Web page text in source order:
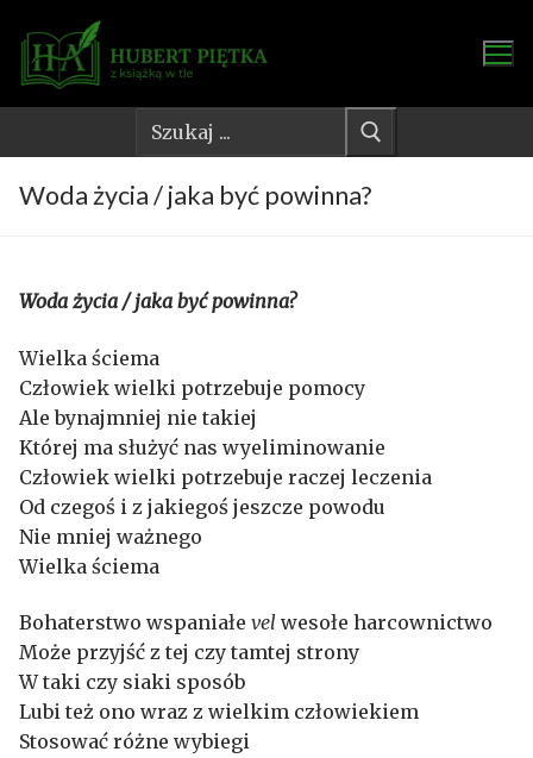
do
treści
Szukaj:
Woda życia / jaka być powinna?
Woda życia / jaka być powinna?
Wielka ściema
Człowiek wielki potrzebuje pomocy
Ale bynajmniej nie takiej
Której ma służyć nas wyeliminowanie
Człowiek wielki potrzebuje raczej leczenia
Od czegoś i z jakiegoś jeszcze powodu
Nie mniej ważnego
Wielka ściema
Bohaterstwo wspaniałe vel wesołe harcownictwo
Może przyjść z tej czy tamtej strony
W taki czy siaki sposób
Lubi też ono wraz z wielkim człowiekiem
Stosować różne wybiegi